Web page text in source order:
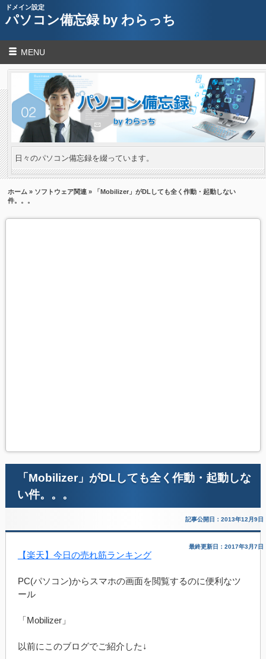
ドメイン設定
パソコン備忘録 by わらっち
MENU
日々のパソコン備忘録を綴っています。
ホーム » ソフトウェア関連 » 「Mobilizer」がDLしても全く作動・起動しない
件。。。
「Mobilizer」がDLしても全く作動・起動しな
い件。。。
記事公開日：2013年12月9日
最終更新日：2017年3月7日
【楽天】今日の売れ筋ランキング
PC(パソコン)からスマホの画面を閲覧するのに便利なツ
ール
「Mobilizer」
以前にこのブログでご紹介した↓